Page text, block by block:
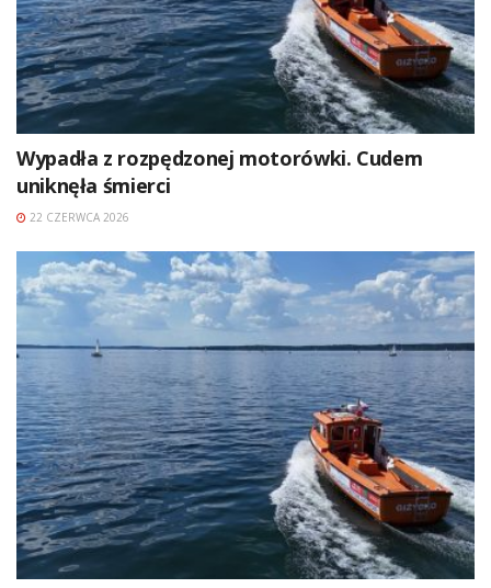
Wypadła z rozpędzonej motorówki. Cudem
uniknęła śmierci
22 CZERWCA 2026